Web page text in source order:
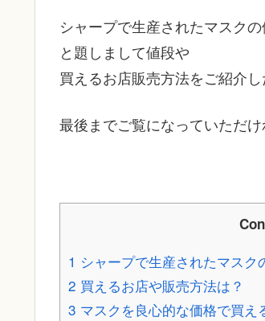
シャープで生産されたマスク
と題しまして値段や
買えるお店販売方法をご紹介し
最後までご覧になっていただけ
1 シャープで生産されたマスク
2 買えるお店や販売方法は？
3 マスクを良心的な価格で買え